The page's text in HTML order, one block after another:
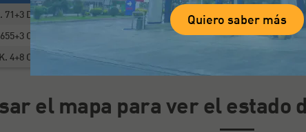
71+3 D - 71,3 km
A-381
C - 655,3 km
A-4
4+8 C - 4,8 km
el mapa para ver el estado
Quiero saber más